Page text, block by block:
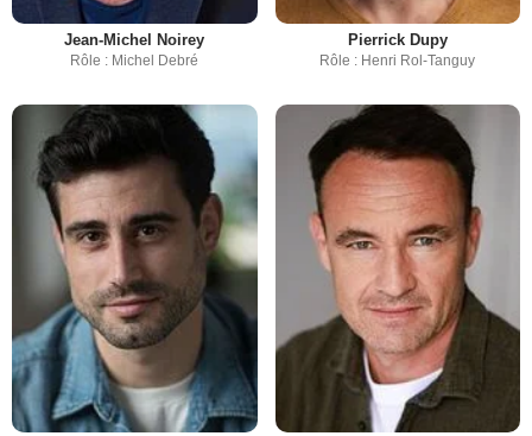
Jean-Michel Noirey
Rôle : Michel Debré
Pierrick Dupy
Rôle : Henri Rol-Tanguy